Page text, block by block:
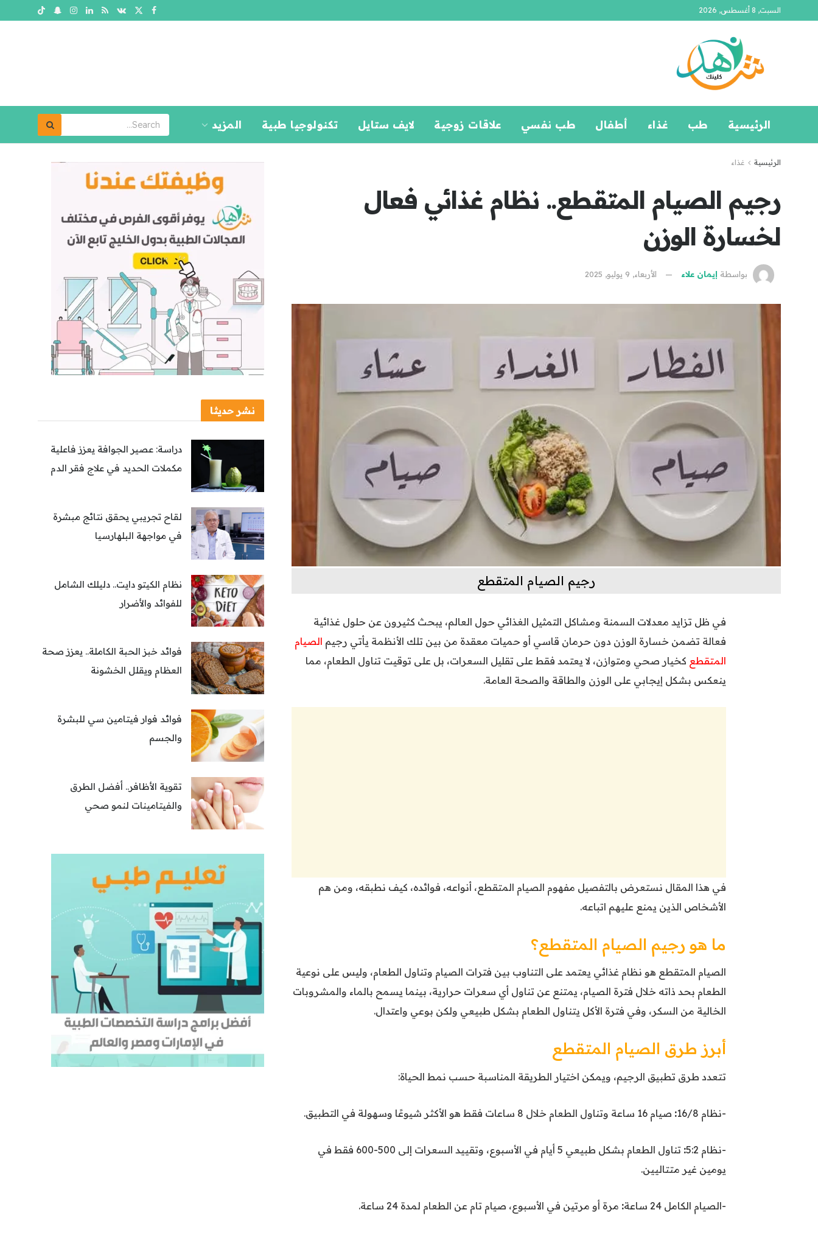
السبت, 8 أغسطس, 2026
الرئيسية طب غذاء أطفال طب نفسي علاقات زوجية لايف ستايل تكنولوجيا طبية المزيد
الرئيسية غذاء
رجيم الصيام المتقطع.. نظام غذائي فعال
لخسارة الوزن
بواسطة إيمان علاء الأربعاء, 9 يوليو, 2025
رجيم الصيام المتقطع
في ظل تزايد معدلات السمنة ومشاكل التمثيل الغذائي حول العالم، يبحث كثيرون عن حلول غذائية
فعالة تضمن خسارة الوزن دون حرمان قاسي أو حميات معقدة من بين تلك الأنظمة يأتي رجيم الصيام
المتقطع كخيار صحي ومتوازن، لا يعتمد فقط على تقليل السعرات، بل على توقيت تناول الطعام، مما
ينعكس بشكل إيجابي على الوزن والطاقة والصحة العامة.
في هذا المقال نستعرض بالتفصيل مفهوم الصيام المتقطع، أنواعه، فوائده، كيف نطبقه، ومن هم
الأشخاص الذين يمنع عليهم اتباعه.
ما هو رجيم الصيام المتقطع؟
الصيام المتقطع هو نظام غذائي يعتمد على التناوب بين فترات الصيام وتناول الطعام، وليس على نوعية
الطعام بحد ذاته خلال فترة الصيام، يمتنع عن تناول أي سعرات حرارية، بينما يسمح بالماء والمشروبات
الخالية من السكر، وفي فترة الأكل يتناول الطعام بشكل طبيعي ولكن بوعي واعتدال.
أبرز طرق الصيام المتقطع
تتعدد طرق تطبيق الرجيم، ويمكن اختيار الطريقة المناسبة حسب نمط الحياة:
-نظام 16/8 : صيام 16 ساعة وتناول الطعام خلال 8 ساعات فقط هو الأكثر شيوعًا وسهولة في التطبيق.
-نظام 5:2 :
تناول الطعام بشكل طبيعي 5 أيام في الأسبوع، وتقييد السعرات إلى 500-600 فقط في
يومين غير متتاليين.
-الصيام الكامل 24 ساعة : مرة أو مرتين في الأسبوع، صيام تام عن الطعام لمدة 24 ساعة.
نشر حديثا
دراسة: عصير الجوافة يعزز فاعلية
مكملات الحديد في علاج فقر الدم
لقاح تجريبي يحقق نتائج مبشرة
في مواجهة البلهارسيا
نظام الكيتو دايت.. دليلك الشامل
للفوائد والأضرار
فوائد خبز الحبة الكاملة.. يعزز صحة
العظام ويقلل الخشونة
فوائد فوار فيتامين سي للبشرة
والجسم
تقوية الأظافر.. أفضل الطرق
والفيتامينات لنمو صحي